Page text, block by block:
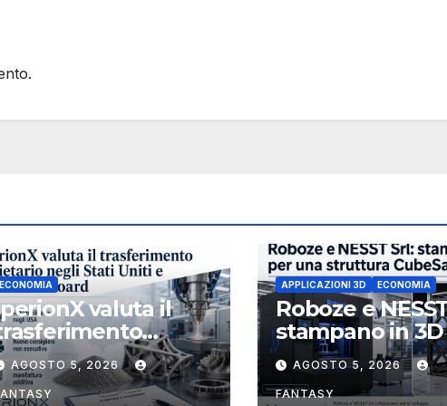
ECONOMIA
valuta il
negli Stati
e rafforza il
ha nominato
AGOSTO 5, 2026
APPLICAZIONI 3D ECONOMIA
Roboze e
stampano in
struttura
3U in Carbon
AGOSTO 5, 2026
FANTASY